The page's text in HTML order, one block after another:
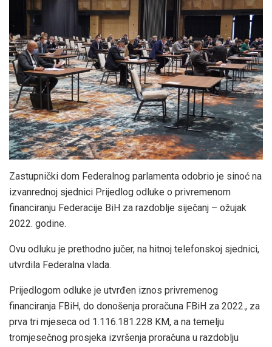
Zastupnički dom Federalnog parlamenta odobrio je sinoć na
izvanrednoj sjednici Prijedlog odluke o privremenom
financiranju Federacije BiH za razdoblje siječanj – ožujak
2022. godine.
Ovu odluku je prethodno jučer, na hitnoj telefonskoj sjednici,
utvrdila Federalna vlada.
Prijedlogom odluke je utvrđen iznos privremenog
financiranja FBiH, do donošenja proračuna FBiH za 2022., za
prva tri mjeseca od 1.116.181.228 KM, a na temelju
tromjesečnog prosjeka izvršenja proračuna u razdoblju